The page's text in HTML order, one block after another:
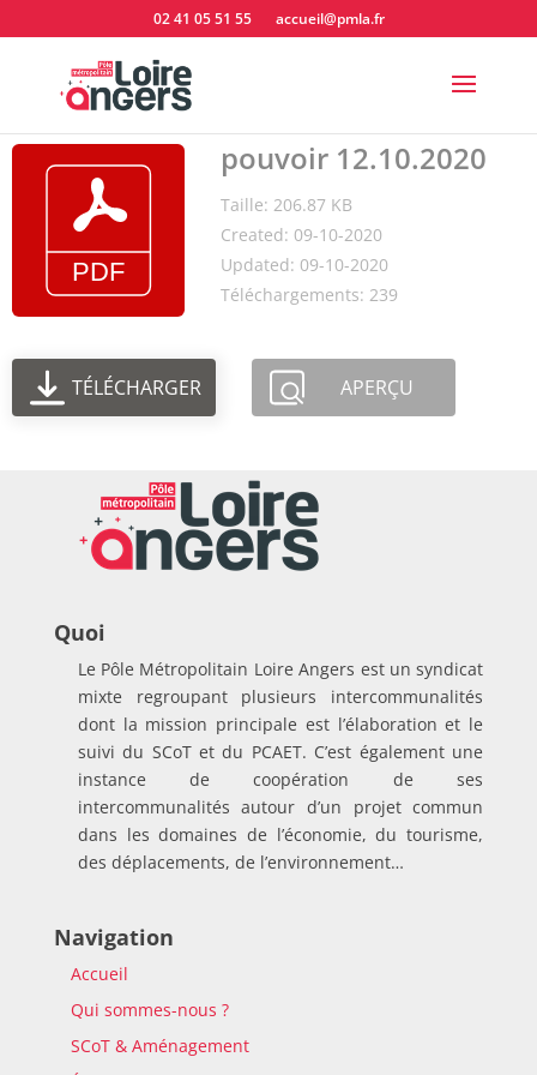
02 41 05 51 55 accueil@pmla.fr
pouvoir 12.10.2020
Taille: 206.87 KB
Created: 09-10-2020
Updated: 09-10-2020
Téléchargements: 239
TÉLÉCHARGER APERÇU
Quoi
Le Pôle Métropolitain Loire Angers est un syndicat
mixte regroupant plusieurs intercommunalités
dont la mission principale est l’élaboration et le
suivi du SCoT et du PCAET. C’est également une
instance de coopération de ses
intercommunalités autour d’un projet commun
dans les domaines de l’économie, du tourisme,
des déplacements, de l’environnement…
Navigation
Accueil
Qui sommes-nous ?
SCoT & Aménagement